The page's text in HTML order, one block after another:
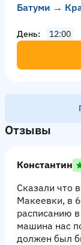
Батуми →
День
12:00
Отзывы
Константин
Сказали что
Макеевки, в
расписанию
машина нас
должен был